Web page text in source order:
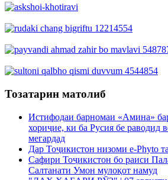
Тозатарин матолиб
Истифодаи барномаи «Амина»
хориҷие, ки ба Русия бе раводид
мегардад
Дар Тоҷикистон низоми e-Phyto
Сафири Тоҷикистон бо раиси
Салтанати Умон мулоқот намуд